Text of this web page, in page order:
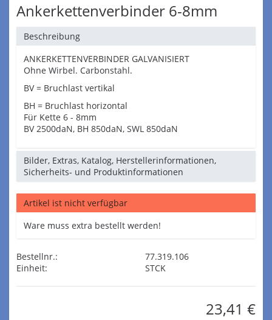
Ankerkettenverbinder 6-8mm
Beschreibung
ANKERKETTENVERBINDER GALVANISIERT
Ohne Wirbel. Carbonstahl.
BV = Bruchlast vertikal
BH = Bruchlast horizontal
Für Kette 6 - 8mm
BV 2500daN, BH 850daN, SWL 850daN
Bilder, Extras, Katalog, Herstellerinformationen,
Sicherheits- und Produktinformationen
Artikel ist nicht verfügbar
Ware muss extra bestellt werden!
Bestellnr.:
77.319.106
Einheit:
STCK
23,41 €